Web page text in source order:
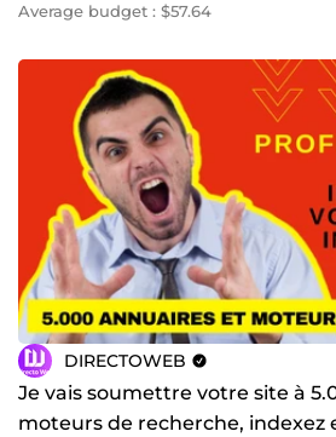
Average budget : $57.64
DIRECTOWEB
Je vais soumettre votre site à
moteurs de recherche, indexez